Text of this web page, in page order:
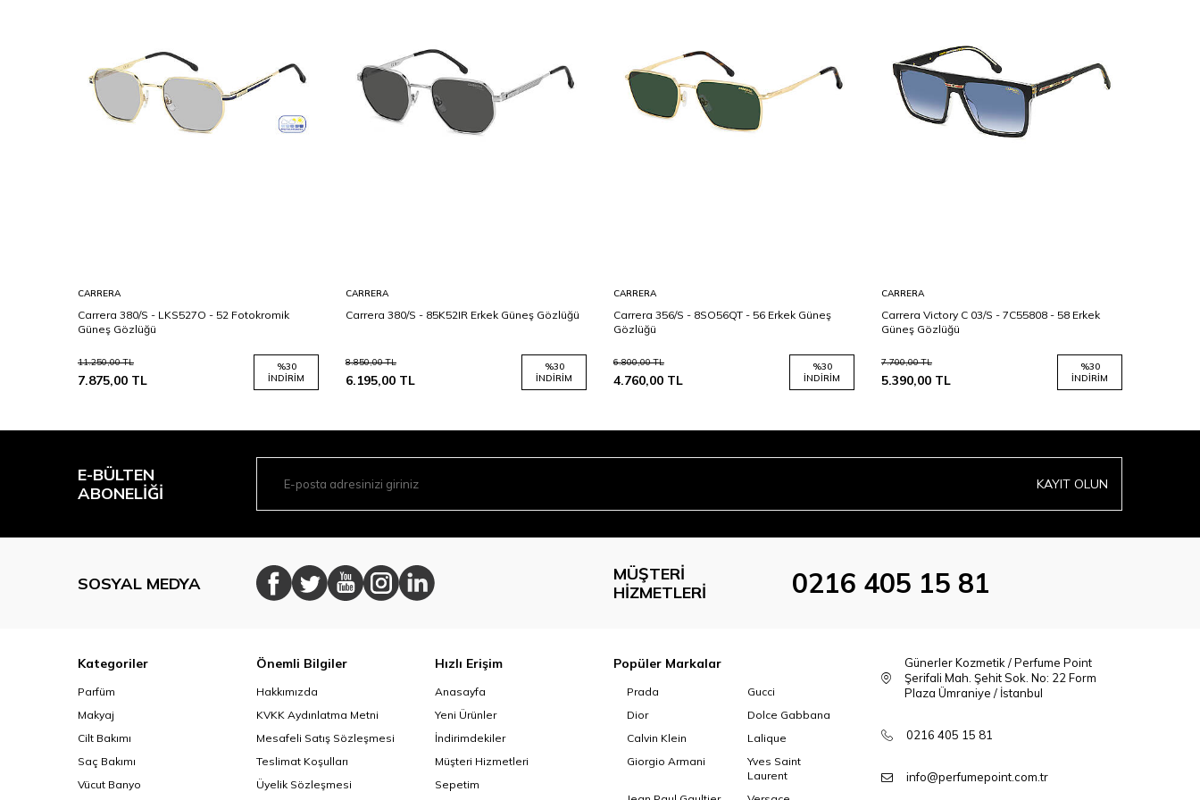
CARRERA
Carrera 380/S - LKS527O - 52 Fotokromik
Güneş Gözlüğü
11.250,00TL
7.875,00 TL
%30
İNDIRIM
CARRERA
Carrera 380/S - 85K52IR Erkek Güneş Gözlüğü
8.850,00TL
6.195,00 TL
%30
İNDIRIM
CARRERA
Carrera 356/S - 8SO56QT - 56 Erkek Güneş
Gözlüğü
6.800,00TL
4.760,00 TL
%30
İNDIRIM
CARRERA
Carrera Victory C 03/S - 7C55808 - 58 Erkek
Güneş Gözlüğü
7.700,00TL
5.390,00 TL
%30
İNDIRIM
E-BÜLTEN
ABONELIĞI
KAYIT OLUN
SOSYAL MEDYA
MÜŞTERI
HIZMETLERI
0216 405 15 81
Kategoriler
Parfüm
Makyaj
Cilt Bakımı
Saç Bakımı
Vücut Banyo
Önemli Bilgiler
Hakkımızda
KVKK Aydınlatma Metni
Mesafeli Satış Sözleşmesi
Teslimat Koşulları
Üyelik Sözleşmesi
Hızlı Erişim
Anasayfa
Yeni Ürünler
İndirimdekiler
Müşteri Hizmetleri
Sepetim
Popüler Markalar
Prada
Gucci
Dior
Dolce Gabbana
Calvin Klein
Lalique
Giorgio Armani
Yves Saint
Laurent
Günerler Kozmetik / Perfume Point
Şerifali Mah. Şehit Sok. No: 22 Form
Plaza Ümraniye / İstanbul
0216 405 15 81
info@perfumepoint.com.tr